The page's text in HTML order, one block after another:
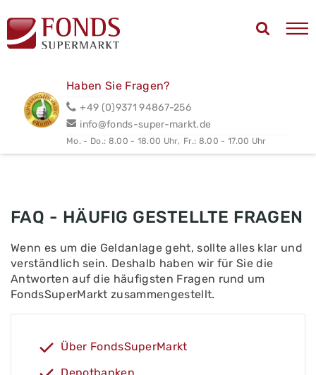
Haben Sie Fragen?
+49 (0)9371 94867-256
info@fonds-super-markt.de
Mo. - Do.: 8.00 - 18.00 Uhr, Fr.: 8.00 - 17.00 Uhr
FAQ - HÄUFIG GESTELLTE FRAGEN
Wenn es um die Geldanlage geht, sollte alles klar und
verständlich sein. Deshalb haben wir für Sie die
Antworten auf die häufigsten Fragen rund um
FondsSuperMarkt zusammengestellt.
Über FondsSuperMarkt